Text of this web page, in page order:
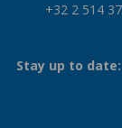
+32 2 514
Stay up to date: